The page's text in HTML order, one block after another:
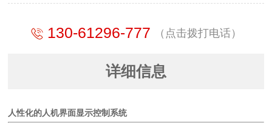
130-61296-777 （点击拨打电话）
详细信息
人性化的人机界面显示控制系统